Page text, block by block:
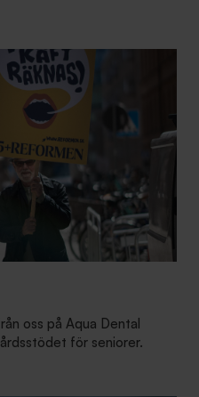
oss på Aqua Dental
för seniorer.